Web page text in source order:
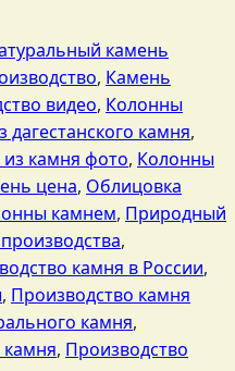
камень
, Камень
видео, Колонны
дагестанского камня,
камня фото, Колонны
цена, Облицовка
камнем, Природный
,
камня в России,
, Производство камня
камня,
, Производство